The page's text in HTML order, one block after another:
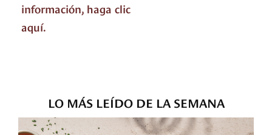
información, haga clic
aquí.
LO MÁS LEÍDO DE LA SEMANA